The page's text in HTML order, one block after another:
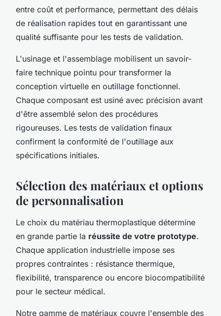
entre coût et performance, permettant des délais
de réalisation rapides tout en garantissant une
qualité suffisante pour les tests de validation.
L'usinage et l'assemblage mobilisent un savoir-
faire technique pointu pour transformer la
conception virtuelle en outillage fonctionnel.
Chaque composant est usiné avec précision avant
d'être assemblé selon des procédures
rigoureuses. Les tests de validation finaux
confirment la conformité de l'outillage aux
spécifications initiales.
Sélection des matériaux et options
de personnalisation
Le choix du matériau thermoplastique détermine
en grande partie la réussite de votre prototype.
Chaque application industrielle impose ses
propres contraintes : résistance thermique,
flexibilité, transparence ou encore biocompatibilité
pour le secteur médical.
Notre gamme de matériaux couvre l'ensemble des